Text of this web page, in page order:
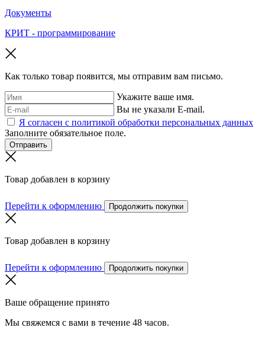
Документы
КРИТ - программирование
Как только товар появится, мы отправим вам письмо.
Укажите ваше имя.
Вы не указали E-mail.
Я согласен с политикой обработки персональных данных
Заполните обязательное поле.
Отправить
Товар добавлен в корзину
Перейти к оформлению Продолжить покупки
Товар добавлен в корзину
Перейти к оформлению Продолжить покупки
Ваше обращение принято
Мы свяжемся с вами в течение 48 часов.